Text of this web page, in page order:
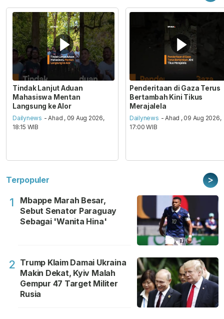
Tindak Lanjut Aduan
Mahasiswa Mentan
Langsung ke Alor
Dailynews - Ahad , 09 Aug 2026,
18:15 WIB
Penderitaan di Gaza Terus
Bertambah Kini Tikus
Merajalela
Dailynews - Ahad , 09 Aug 2026,
17:00 WIB
Terpopuler >
1
Mbappe Marah Besar,
Sebut Senator Paraguay
Sebagai 'Wanita Hina'
2 Trump Klaim Damai Ukraina
Makin Dekat, Kyiv Malah
Gempur 47 Target Militer
Rusia